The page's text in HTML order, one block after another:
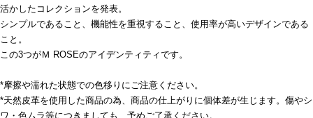
活かしたコレクションを発表。
シンプルであること、機能性を重視すること、使用率が高いデザインである
こと。
この3つがＭ ROSEのアイデンティティです。
*摩擦や濡れた状態での色移りにご注意ください。
*天然皮革を使用した商品の為、商品の仕上がりに個体差が生じます。傷やシ
ワ・色ムラ等につきましても、予めご了承ください。